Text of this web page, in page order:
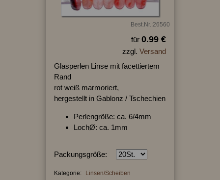
Best.Nr.:26560
für 0.99 €
zzgl. Versand
Glasperlen Linse mit facettiertem
Rand
rot weiß marmoriert,
hergestellt in Gablonz / Tschechien
Perlengröße: ca. 6/4mm
LochØ: ca. 1mm
Packungsgröße:
Kategorie: Linsen/Scheiben